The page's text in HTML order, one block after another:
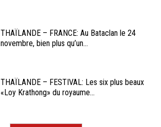
THAÏLANDE – FRANCE: Au Bataclan le 24
novembre, bien plus qu’un...
THAÏLANDE – FESTIVAL: Les six plus beaux
«Loy Krathong» du royaume...